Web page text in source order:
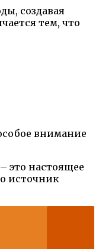
создавая
тем, что
внимание
это настоящее
источник